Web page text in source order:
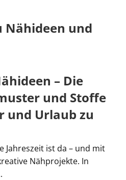
Nähideen und
– Die
und Stoffe
und Urlaub zu
Jahreszeit ist da – und mit
Nähprojekte. In